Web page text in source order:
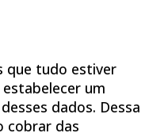
que tudo estiver
um
dados. Dessa
cobrar das